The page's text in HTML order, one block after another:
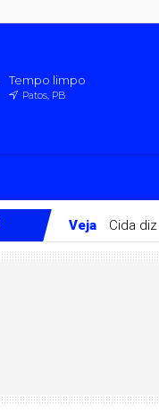
Tempo limpo
Patos, PB
Veja Cida